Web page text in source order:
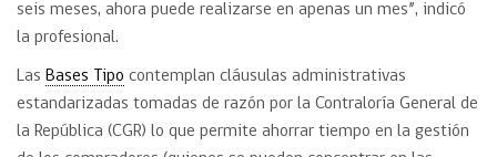
seis meses, ahora puede realizarse en apenas un mes”, indicó
la profesional.
Las Bases Tipo contemplan cláusulas administrativas
estandarizadas tomadas de razón por la Contraloría General de
la República (CGR) lo que permite ahorrar tiempo en la gestión